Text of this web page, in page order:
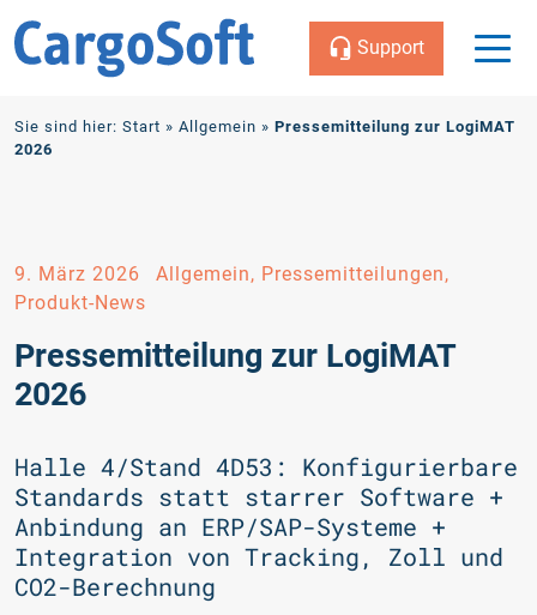
Inhalt
Support
Sie sind hier: Start » Allgemein » Pressemitteilung zur LogiMAT
2026
9. März 2026
Allgemein, Pressemitteilungen,
Produkt-News
Pressemitteilung zur LogiMAT
2026
Halle 4/Stand 4D53: Konfigurierbare
Standards statt starrer Software +
Anbindung an ERP/SAP-Systeme +
Integration von Tracking, Zoll und
CO2-Berechnung